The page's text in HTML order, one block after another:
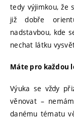
tedy výjimkou, že
již dobře
nadstavbou, kde
nechat látku
Máte pro každou
Výuka se vždy
věnovat –
danému tématu